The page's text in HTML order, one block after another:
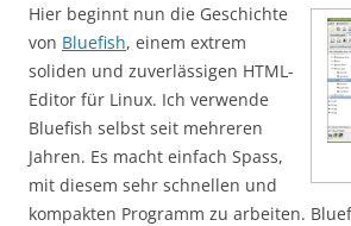
Hier beginnt nun die Geschichte
von Bluefish, einem extrem
soliden und zuverlässigen HTML-
Editor für Linux. Ich verwende
Bluefish selbst seit mehreren
Jahren. Es macht einfach Spass,
mit diesem sehr schnellen und
kompakten Programm zu arbeiten.